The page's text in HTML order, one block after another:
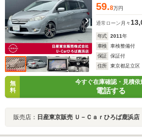
59.8万円
通常ローン 月々
年式 2011年
車検
車検整備付
保証
保証付
住所
東京都足立区
無
料
今すぐ在庫確認・見積依
電話する
販売店： 日産東京販売 Ｕ－Ｃａｒひろば鹿浜店